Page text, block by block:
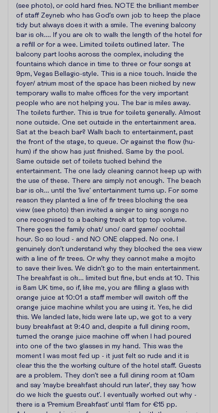
(see photo), or cold hard fries. NOTE the brilliant member
of staff Zeyneb who has God’s own job to keep the place
tidy but always does it with a smile. The evening balcony
bar is ok…. If you are ok to walk the length of the hotel for
a refill or for a wee. Limited toilets outlined later. The
balcony part looks across the complex, including the
fountains which dance in time to three or four songs at
9pm, Vegas Bellagio-style. This is a nice touch. Inside the
foyer/ atrium most of the space has been nicked by new
temporary walls to make offices for the very important
people who are not helping you. The bar is miles away.
The toilets further. This is true for toilets generally. Almost
none outside. One set outside in the entertainment area.
Sat at the beach bar? Walk back to entertainment, past
the front of the stage, to queue. Or against the flow (hu-
hum) if the show has just finished. Same by the pool.
Same outside set of toilets tucked behind the
entertainment. The one lady cleaning cannot keep up with
the use of these. There are simply not enough. The beach
bar is ok… until the ‘live’ entertainment turns up. For some
reason they planted a line of fir trees blocking the sea
view (see photo) then invited a singer to sing songs no
one recognised to a backing track at top top volume.
There goes the family chat/ uno/ card game/ cocktail
hour. So so loud - and NO ONE clapped. No one. I
genuinely don’t understand why they blocked the sea view
with a line of fir trees. Or why they cannot make a mojito
to save their lives. We didn’t go to the main entertainment.
The breakfast is ok… limited but fine, but ends at 10. This
is 8am UK time, so if, like me, you are filling a glass with
orange juice at 10:01 a staff member will switch off the
orange juice machine whilst you are using it. Yes, he did
this. We landed late, kids were late up, we got to a very
busy breakfast at 9:40 and, despite a full dining room,
turned the orange juice machine off when I had poured
into one of the two glasses in my hand. This was the
moment I was most fed up - it just felt so rude and it is
clear this the the working culture of the hotel staff. Guests
are a problem. They don’t see a full dining room at 10am
and say ‘maybe breakfast should run later’, they say ‘how
do we kick the guests out’. I eventually worked out why -
there is a ‘Premium Breakfast’ until 11am for €15 pp.